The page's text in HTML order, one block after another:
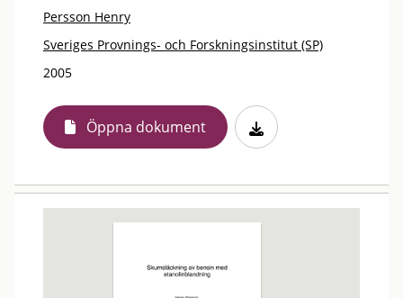
Persson Henry
Sveriges Provnings- och Forskningsinstitut (SP)
2005
Öppna dokument